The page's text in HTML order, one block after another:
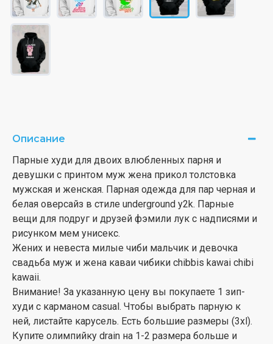
Описание
Парные худи для двоих влюбленных парня и
девушки с принтом муж жена прикол толстовка
мужская и женская. Парная одежда для пар черная и
белая оверсайз в стиле underground y2k. Парные
вещи для подруг и друзей фэмили лук с надписями и
рисунком мем унисекс.
Жених и невеста милые чиби мальчик и девочка
свадьба муж и жена каваи чибики chibbis kawai chibi
kawaii.
Внимание! За указанную цену вы покупаете 1 зип-
худи с карманом casual. Чтобы выбрать парную к
ней, листайте карусель. Есть большие размеры (3xl).
Купите олимпийку drain на 1-2 размера больше и